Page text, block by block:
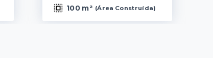
100 m² (Área Construída)